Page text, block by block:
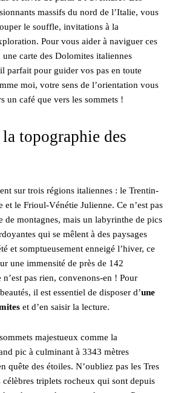
massifs du nord de l’Italie, vous
le souffle, invitations à la
Pour vous aider à naviguer ces
carte des Dolomites italiennes
parfait pour guider vos pas en toute
moi, votre sens de l’orientation vous
un café que vers les sommets !
topographie des
sur trois régions italiennes : le Trentin-
le Frioul-Vénétie Julienne. Ce n’est pas
de montagnes, mais un labyrinthe de pics
qui se mêlent à des paysages
et somptueusement enneigé l’hiver, ce
une immensité de près de 142
pas rien, convenons-en ! Pour
il est essentiel de disposer d’une
et d’en saisir la lecture.
majestueux comme la
pic à culminant à 3343 mètres
quête des étoiles. N’oubliez pas les Tres
triplets rocheux qui sont depuis